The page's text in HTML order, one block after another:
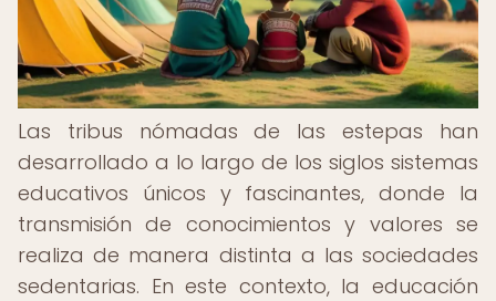
Las tribus nómadas de las estepas han
desarrollado a lo largo de los siglos sistemas
educativos únicos y fascinantes, donde la
transmisión de conocimientos y valores se
realiza de manera distinta a las sociedades
sedentarias. En este contexto, la educación